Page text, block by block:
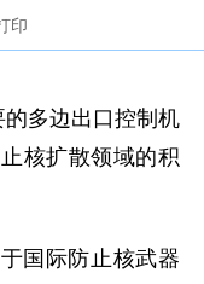
印
的多边出口控制机
核扩散领域的积
国际防止核武器